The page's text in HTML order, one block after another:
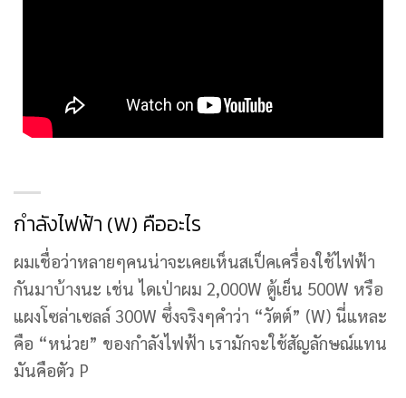
กำลังไฟฟ้า (W) คืออะไร
ผมเชื่อว่าหลายๆคนน่าจะเคยเห็นสเป็คเครื่องใช้ไฟฟ้า
กันมาบ้างนะ เช่น ไดเป่าผม 2,000W ตู้เย็น 500W หรือ
แผงโซล่าเซลล์ 300W ซึ่งจริงๆคำว่า “วัตต์” (W) นี่แหละ
คือ “หน่วย” ของกำลังไฟฟ้า เรามักจะใช้สัญลักษณ์แทน
มันคือตัว P